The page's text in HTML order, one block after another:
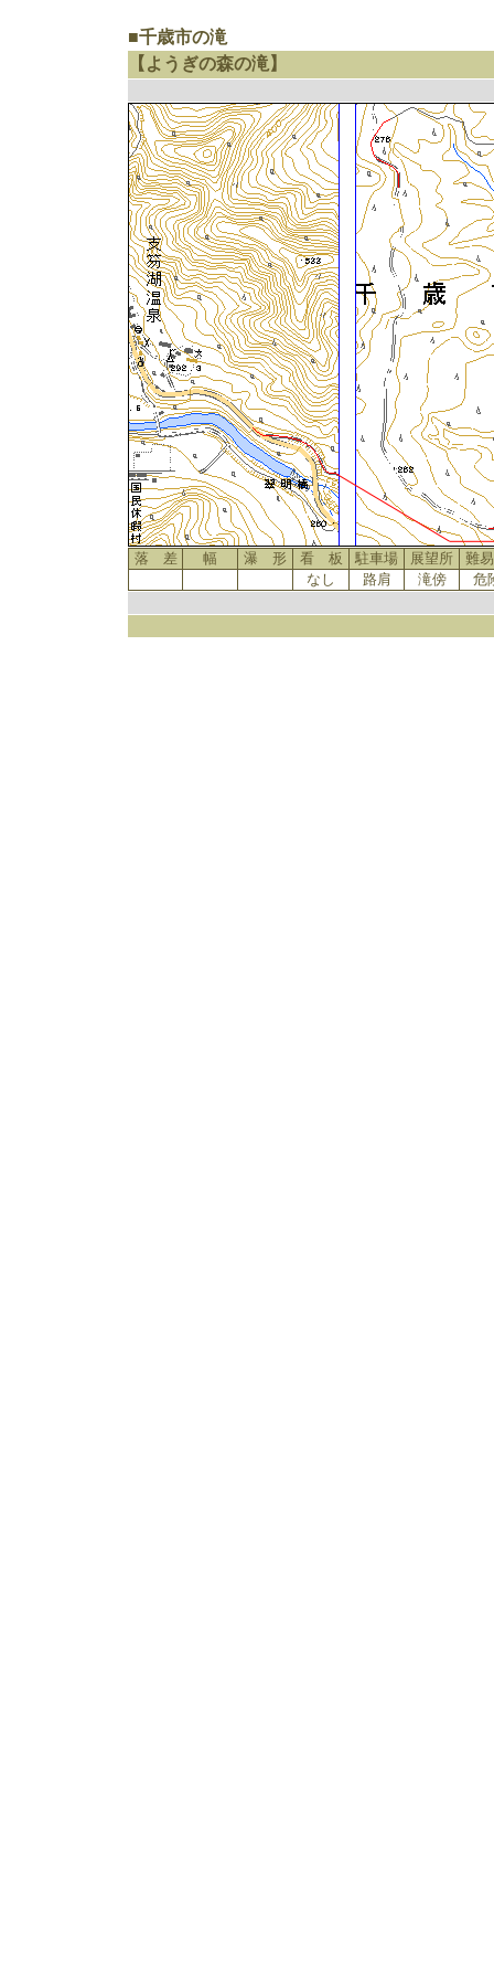
■千歳市の滝
【ようぎの森の滝】
落 差 幅 瀑 形 看 板 駐車場 展望所
難
なし
路肩 滝傍 危